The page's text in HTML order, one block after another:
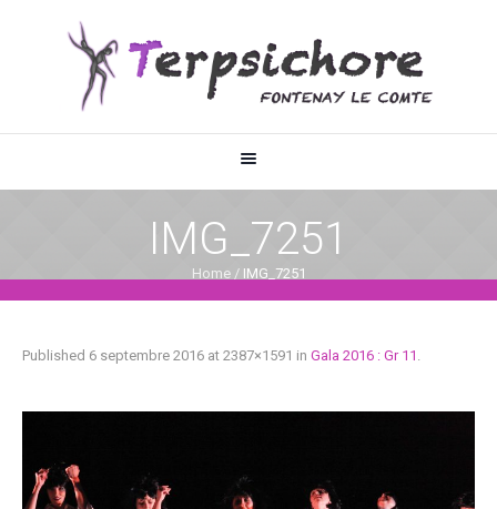
IMG_7251
Home / IMG_7251
Published 6 septembre 2016 at 2387×1591 in Gala 2016 : Gr 11 .